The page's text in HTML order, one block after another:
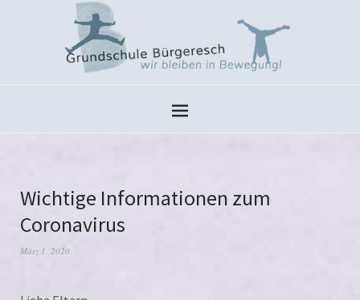
Wichtige Informationen zum
Coronavirus
März 1, 2020